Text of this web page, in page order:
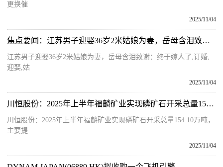
更换催
2025/11/04
焦点要闻：江苏男子迎娶36岁2米姑娘为妻，岳母含泪致谢：终于嫁人了
江苏男子迎娶36岁2米姑娘为妻，岳母含泪致谢：终于嫁人了,订婚,
迎娶,姑
2025/11/04
川恒股份：2025年上半年福麟矿业实现磷矿石开采总量154.10万吨，主要提供给公司自用，保障公司正常生产
川恒股份：2025年上半年福麟矿业实现磷矿石开采总量154 10万吨，
主要提
2025/11/04